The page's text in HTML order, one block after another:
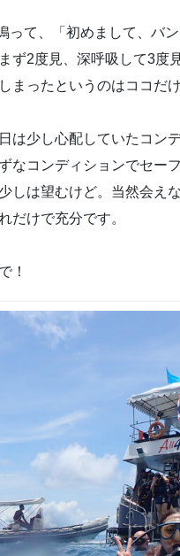
て、「初めまして、バ
ず2度見、深呼吸して3度
まったというのはココだけ
は少し心配していたコン
なコンディションでセ
しは望むけど。当然会え
だけで充分です。
！